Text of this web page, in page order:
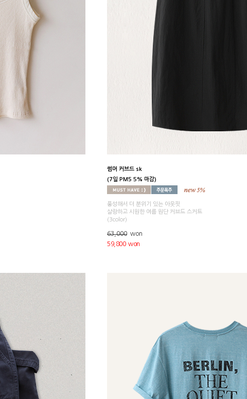
썸머 커브드 sk
(7일 PM5 5% 마감)
풍성해서 더 분위기 있는 아웃핏
살랑하고 시원한 여름 원단 커브드 스커트
(3color)
63,000 won
59,800 won